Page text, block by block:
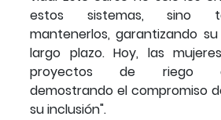
estos sistemas, sino
mantenerlos, garantizando
largo plazo. Hoy, las
proyectos de riego
demostrando el compromiso
su inclusión".